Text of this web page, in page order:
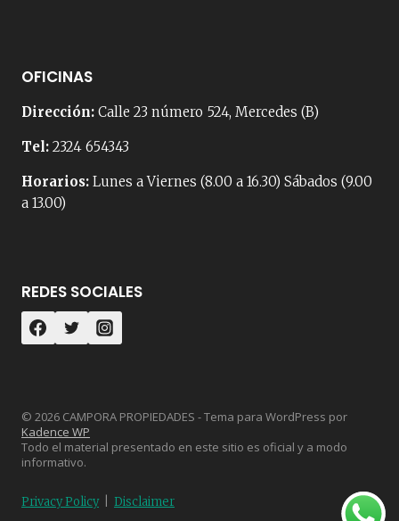
OFICINAS
Dirección: Calle 23 número 524, Mercedes (B)
Tel: 2324 654343
Horarios: Lunes a Viernes (8.00 a 16.30) Sábados (9.00
a 13.00)
REDES SOCIALES
© 2026 CAMPORA PROPIEDADES - Tema para WordPress por
Kadence WP
Todo el material presentado en este sitio es oficial y a modo
informativo.
Privacy Policy| Disclaimer